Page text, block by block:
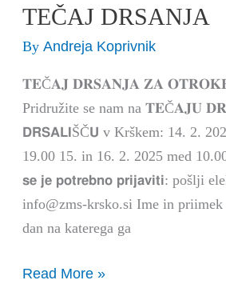
TEČAJ DRSANJA
ByAndreja Koprivnik
𝐓𝐄Č𝐀𝐉 𝐃𝐑𝐒𝐀𝐍𝐉𝐀 𝐙𝐀
Pridružite se nam na 𝐓𝐄Č𝐀𝐉𝐔
𝗗𝗥𝗦𝗔𝗟𝗜ŠČ𝗨 v Krškem: 14. 2.
19.00 15. in 16. 2. 2025 med
𝘀𝗲 𝗷𝗲 𝗽𝗼𝘁𝗿𝗲𝗯𝗻𝗼 𝗽𝗿𝗶𝗷𝗮𝘃𝗶𝘁𝗶: pošlji
info@zms-krsko.si Ime in priimek
dan na katerega ga
TEČAJ
DRSANJA
Read More »